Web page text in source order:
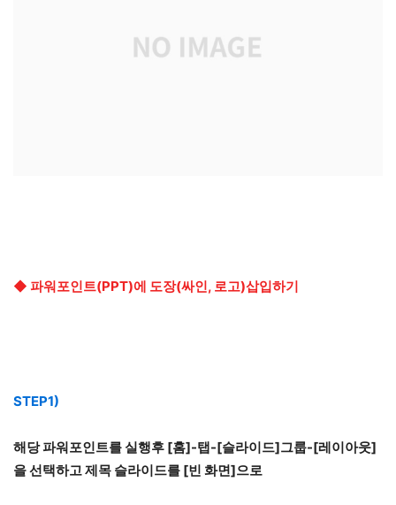
◆ 파워포인트(PPT)에 도장(싸인, 로고)삽입하기
STEP1)
해당 파워포인트를 실행후 [홈]-탭-[슬라이드]그룹-[레이아웃]
을 선택하고 제목 슬라이드를 [빈 화면]으로